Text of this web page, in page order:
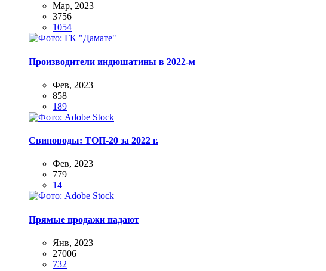
Мар, 2023
3756
1054
Производители индюшатины в 2022-м
Фев, 2023
858
189
Свиноводы: ТОП-20 за 2022 г.
Фев, 2023
779
14
Прямые продажи падают
Янв, 2023
27006
732